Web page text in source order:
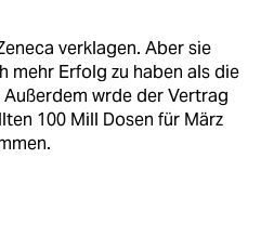
verklagen. Aber sie
mehr Erfolg zu haben als die
wrde der Vertrag
100 Mill Dosen für März